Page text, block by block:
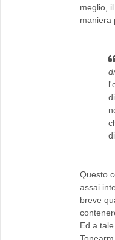
meglio,
maniera
Questo
assai
breve
Ed a